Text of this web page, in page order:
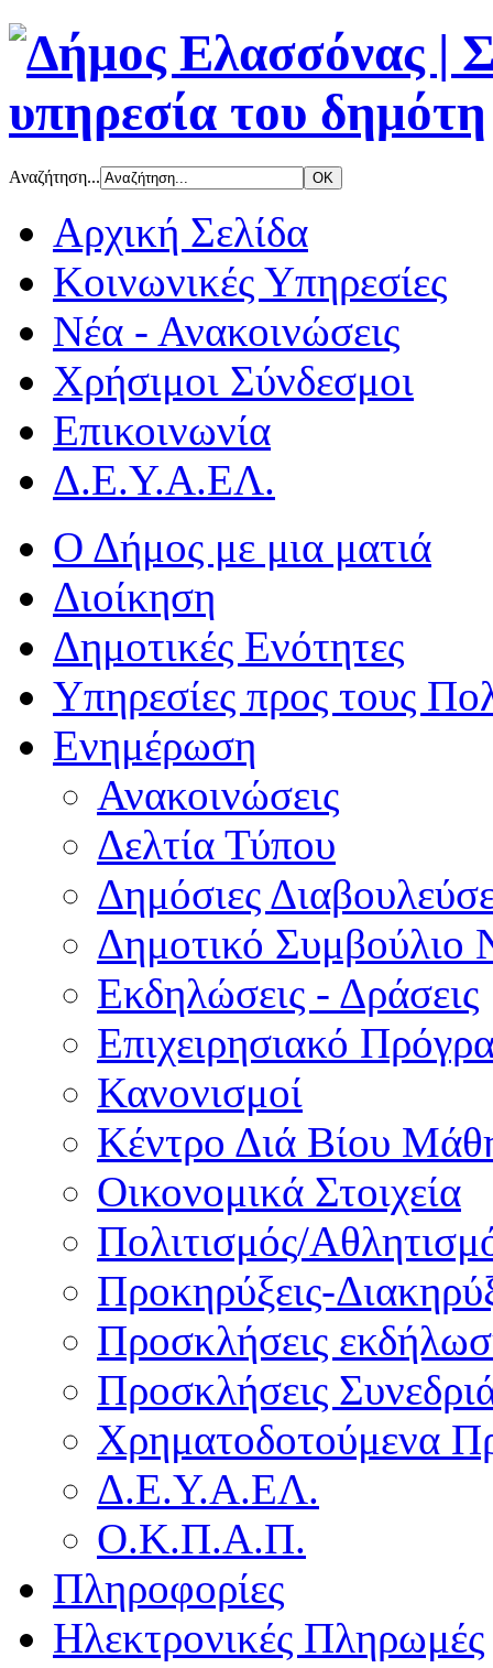
Αναζήτηση...
Αρχική Σελίδα
Κοινωνικές Υπηρεσίες
Νέα - Ανακοινώσεις
Χρήσιμοι Σύνδεσμοι
Επικοινωνία
Δ.Ε.Υ.Α.ΕΛ.
Ο Δήμος με μια ματιά
Διοίκηση
Δημοτικές Ενότητες
Υπηρεσίες προς τους
Ενημέρωση
Ανακοινώσεις
Δελτία Τύπου
Δημόσιες
Δημοτικό Συμβούλιο
Εκδηλώσεις - Δράσεις
Επιχειρησιακό
Κανονισμοί
Κέντρο Διά Βίου
Οικονομικά Στοιχεία
Πολιτισμός/
Προκηρύξεις-
Προσκλήσεις
Προσκλήσεις
Χρηματοδοτούμενα
Δ.Ε.Υ.Α.ΕΛ.
Ο.Κ.Π.Α.Π.
Πληροφορίες
Ηλεκτρονικές Πληρωμές